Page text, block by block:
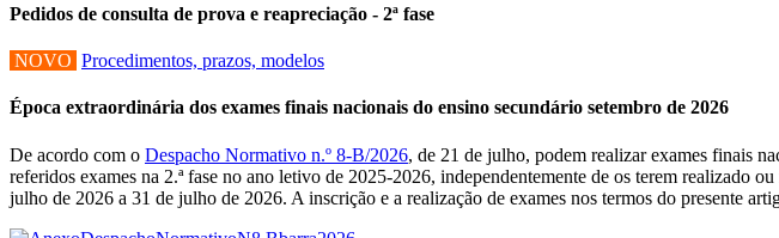
Pedidos de consulta de prova e reapreciação - 2ª fase
NOVO Procedimentos, prazos, modelos
Época extraordinária dos exames finais nacionais do ensino secundário setembro de 2026
De acordo com o Despacho Normativo n.º 8-B/2026, de 21 de julho, podem realizar exames finais
referidos exames na 2.ª fase no ano letivo de 2025-2026, independentemente de os terem realizado
julho de 2026 a 31 de julho de 2026. A inscrição e a realização de exames nos termos do presente